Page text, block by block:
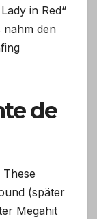
in Red“
nahm den
de
(später
Megahit